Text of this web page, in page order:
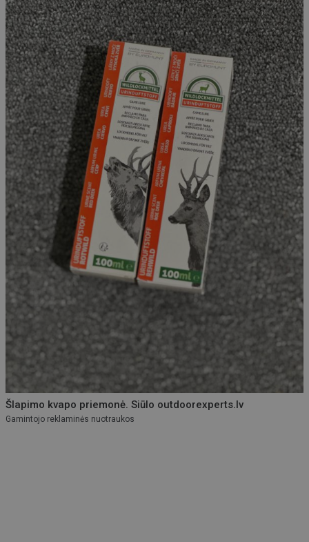
Šlapimo kvapo priemonė. Siūlo outdoorexperts.lv
Gamintojo reklaminės nuotraukos